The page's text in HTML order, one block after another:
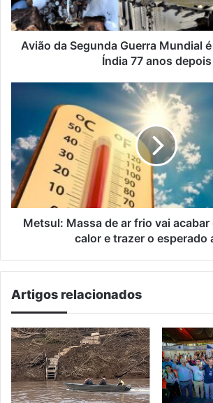
na
Índia
Avião da Segunda Guerra Mundial
Índia 77 anos depois
frio
vai
acabar
com
a
onda
o
esperado
Metsul: Massa de ar frio vai acabar
calor e trazer o esperado
Artigos relacionados